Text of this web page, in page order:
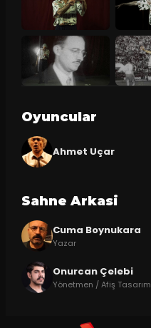
Oyuncular
Ahmet Uçar
Sahne Arkasi
Cuma Boynukara
Yazar
Onurcan Çelebi
Yönetmen / Afiş Tasarım